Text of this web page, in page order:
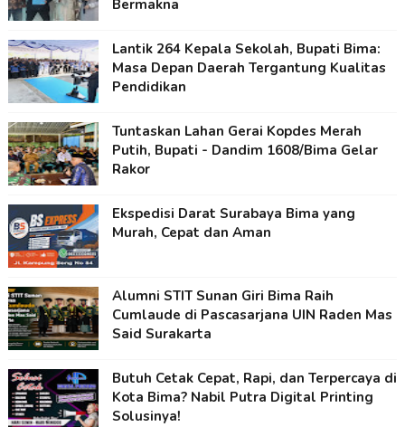
Bermakna
Lantik 264 Kepala Sekolah, Bupati Bima:
Masa Depan Daerah Tergantung Kualitas
Pendidikan
Tuntaskan Lahan Gerai Kopdes Merah
Putih, Bupati - Dandim 1608/Bima Gelar
Rakor
Ekspedisi Darat Surabaya Bima yang
Murah, Cepat dan Aman
Alumni STIT Sunan Giri Bima Raih
Cumlaude di Pascasarjana UIN Raden Mas
Said Surakarta
Butuh Cetak Cepat, Rapi, dan Terpercaya di
Kota Bima? Nabil Putra Digital Printing
Solusinya!